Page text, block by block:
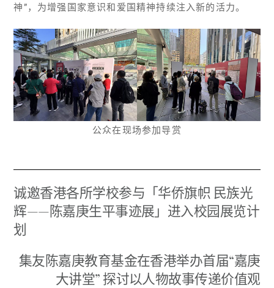
神”，为增强国家意识和爱国精神持续注入新的活力。
公众在现场参加导赏
诚邀香港各所学校参与「华侨旗帜 民族光
辉——陈嘉庚生平事迹展」进入校园展览计
划
集友陈嘉庚教育基金在香港举办首届“嘉庚
大讲堂” 探讨以人物故事传递价值观